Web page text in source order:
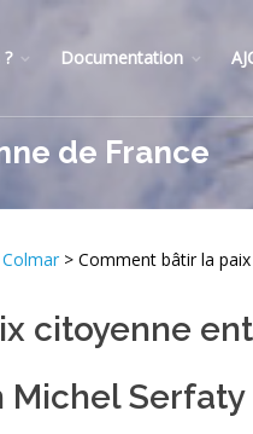
Documentation
de France
Colmar > Comment bâtir la
citoyenne
Michel Serfaty